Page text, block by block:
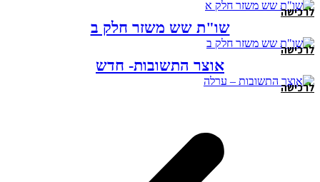
לרכישה
שו"ת שש משזר חלק ב
לרכישה
אוצר התשובות- חדש
לרכישה